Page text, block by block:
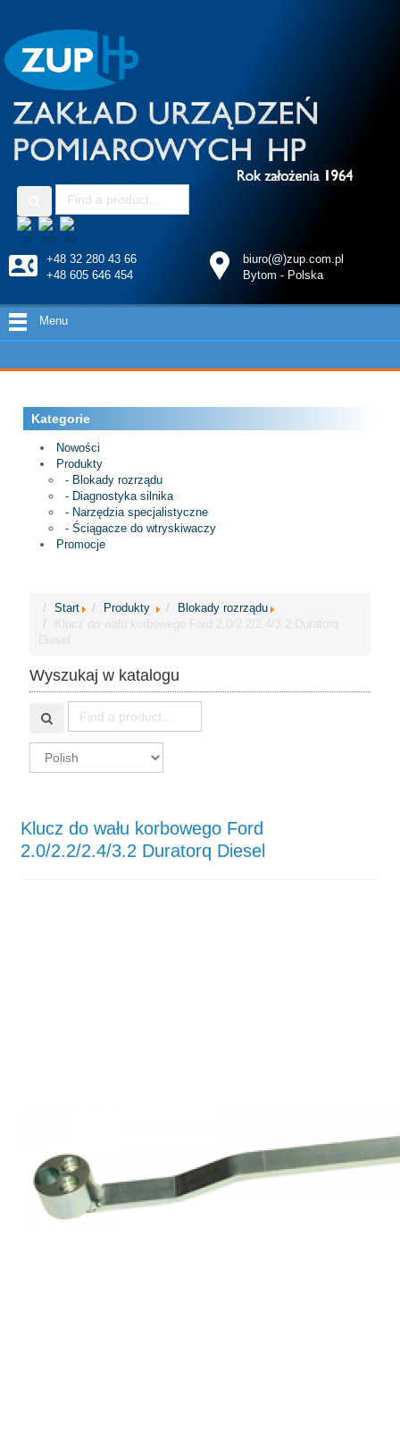
+48 32 280 43 66
+48 605 646 454
biuro(@)zup.com.pl
Bytom - Polska
Menu
Kategorie
Nowości
Produkty
- Blokady rozrządu
- Diagnostyka silnika
- Narzędzia specjalistyczne
- Ściągacze do wtryskiwaczy
Promocje
Start Produkty
Blokady rozrządu
Klucz do wału korbowego Ford 2.0/2.2/2.4/3.2 Duratorq
Diesel
Wyszukaj w katalogu
Klucz do wału korbowego Ford
2.0/2.2/2.4/3.2 Duratorq Diesel